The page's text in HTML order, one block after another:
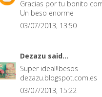
Gracias por tu bonito
Un beso enorme
03/07/2013, 13:50
Dezazu said...
Super ideal!!besos
dezazu.blogspot.com.es
03/07/2013, 15:22